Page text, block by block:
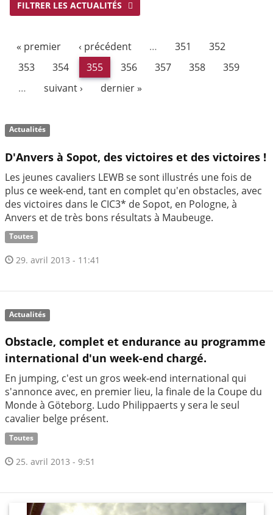
FILTRER LES ACTUALITÉS
« premier ‹ précédent … 351
352
353
354 355 356 357 358
359
…
suivant › dernier »
Actualités
D'Anvers à Sopot, des victoires et des victoires !
Les jeunes cavaliers LEWB se sont illustrés une fois de
plus ce week-end, tant en complet qu'en obstacles, avec
des victoires dans le CIC3* de Sopot, en Pologne, à
Anvers et de très bons résultats à Maubeuge.
Toutes
29. avril 2013 - 11:41
Actualités
Obstacle, complet et endurance au programme
international d'un week-end chargé.
En jumping, c'est un gros week-end international qui
s'annonce avec, en premier lieu, la finale de la Coupe du
Monde à Göteborg. Ludo Philippaerts y sera le seul
cavalier belge présent.
Toutes
25. avril 2013 - 9:51